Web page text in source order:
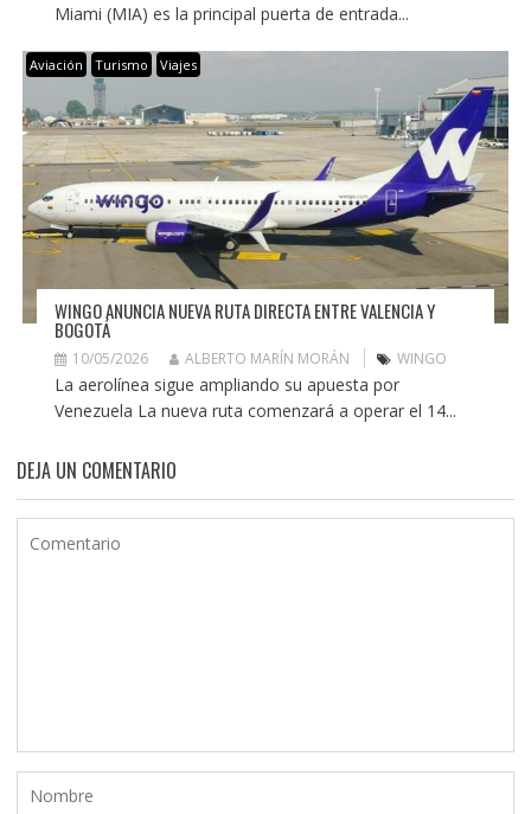
Miami (MIA) es la principal puerta de entrada...
Aviación Turismo Viajes
WINGO ANUNCIA NUEVA RUTA DIRECTA ENTRE VALENCIA Y
BOGOTÁ
10/05/2026 ALBERTO MARÍN MORÁN WINGO
La aerolínea sigue ampliando su apuesta por
Venezuela La nueva ruta comenzará a operar el 14...
DEJA UN COMENTARIO